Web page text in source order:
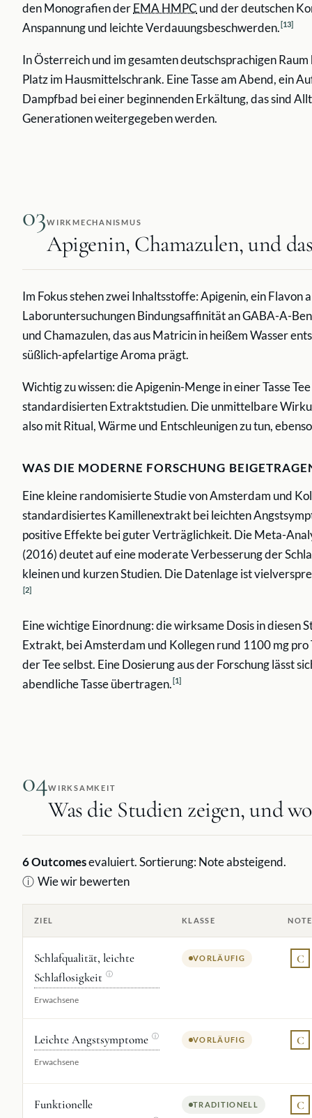
den Monografien derEMA HMPC und der deutschen
Anspannung und leichte Verdauungsbeschwerden. [13]
In Österreich und im gesamten deutschsprachigen
Platz im Hausmittelschrank. Eine Tasse am Abend, ein
Dampfbad bei einer beginnenden Erkältung, das sind
Generationen weitergegeben werden.
03WIRKMECHANISMUS
Apigenin, Chamazulen, und
Im Fokus stehen zwei Inhaltsstoffe: Apigenin, ein Flavon
Laboruntersuchungen Bindungsaffinität an GABA-A-
und Chamazulen, das aus Matricin in heißem Wasser
süßlich-apfelartige Aroma prägt.
Wichtig zu wissen: die Apigenin-Menge in einer Tasse
standardisierten Extraktstudien. Die unmittelbare
also mit Ritual, Wärme und Entschleunigen zu tun,
WAS DIE MODERNE FORSCHUNG
Eine kleine randomisierte Studie von Amsterdam und
standardisiertes Kamillenextrakt bei leichten
positive Effekte bei guter Verträglichkeit. Die Meta-
(2016) deutet auf eine moderate Verbesserung der
kleinen und kurzen Studien. Die Datenlage ist
[2]
Eine wichtige Einordnung: die wirksame Dosis in diesen
Extrakt, bei Amsterdam und Kollegen rund 1100 mg pro
der Tee selbst. Eine Dosierung aus der Forschung lässt
abendliche Tasse übertragen. [1]
04WIRKSAMKEIT
Was die Studien zeigen, und
6Outcomesevaluiert. Sortierung: Note absteigend.
ⓘ Wie wir bewerten
ZIEL KLASSE NOTE
Schlafqualität, leichte
Schlaflosigkeit ⓘ
Erwachsene
VORLÄUFIG C
Leichte Angstsymptome ⓘ
Erwachsene
VORLÄUFIG C
Funktionelle
TRADITIONELL C